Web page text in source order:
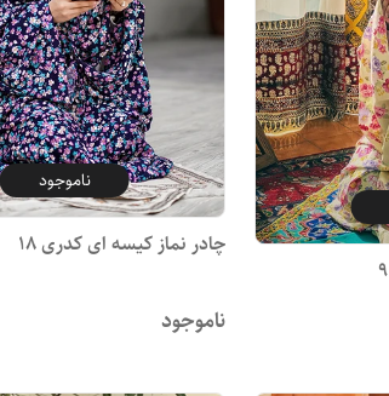
ناموجود
چادر نماز کیسه ای کدری 18
ناموجود